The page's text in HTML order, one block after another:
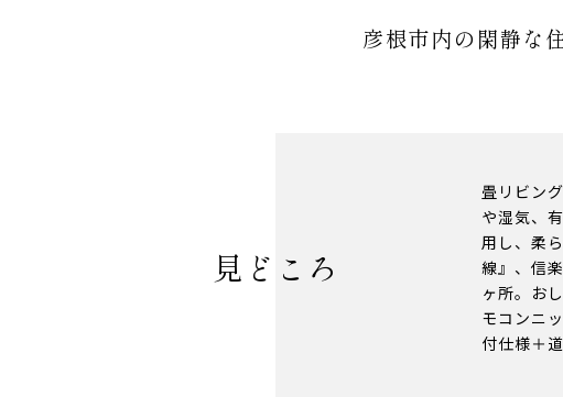
彦根市内の閑静な
見どころ
畳リビン
や湿気、
用し、柔
線』、信
ヶ所。お
モコンニ
付仕様＋